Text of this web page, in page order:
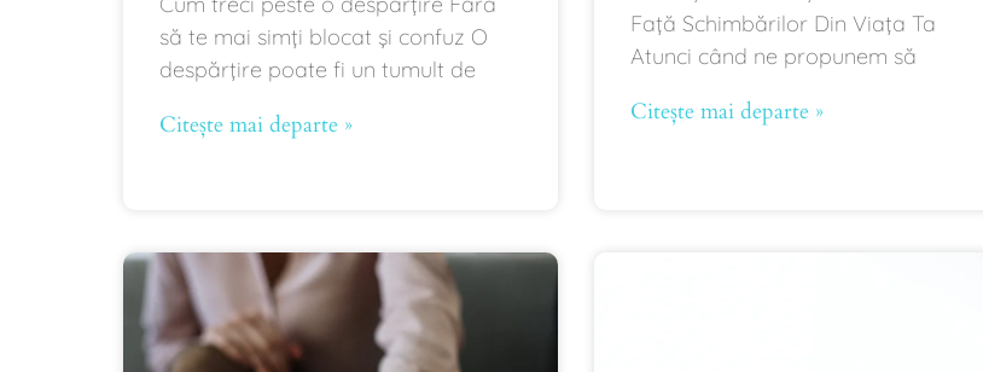
să te mai simți blocat și confuz O
despărțire poate fi un tumult de
Citește mai departe »
Față Schimbărilor Din Viața Ta
Atunci când ne propunem să
Citește mai departe »